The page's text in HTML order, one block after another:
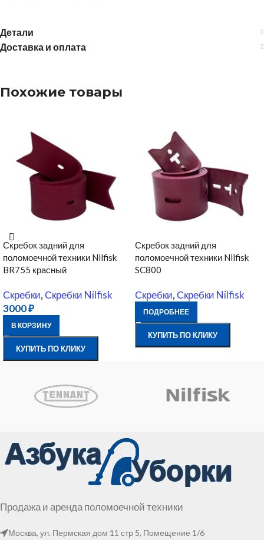
Детали
Доставка и оплата
Похожие товары
Скребок задний для
поломоечной техники Nilfisk
BR755 красный
Скребки, Скребки Nilfisk
3000₽
В КОРЗИНУ
КУПИТЬ ПО КЛИКУ
Скребок задний для
поломоечной техники Nilfisk
SC800
Скребки, Скребки Nilfisk
ПОДРОБНЕЕ
КУПИТЬ ПО КЛИКУ
Продажа и аренда поломоечной техники
Москва, ул. Пермская дом 11 стр 5, Помещение 1/6